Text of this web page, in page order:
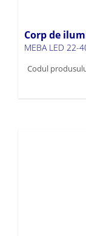
Corp de
MEBA LED 22-
Codul